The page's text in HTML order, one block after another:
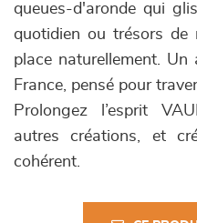
queues-d'aronde qui
quotidien ou trésors de
place naturellement. Un
France, pensé pour
Prolongez l’esprit
autres créations, et
cohérent.